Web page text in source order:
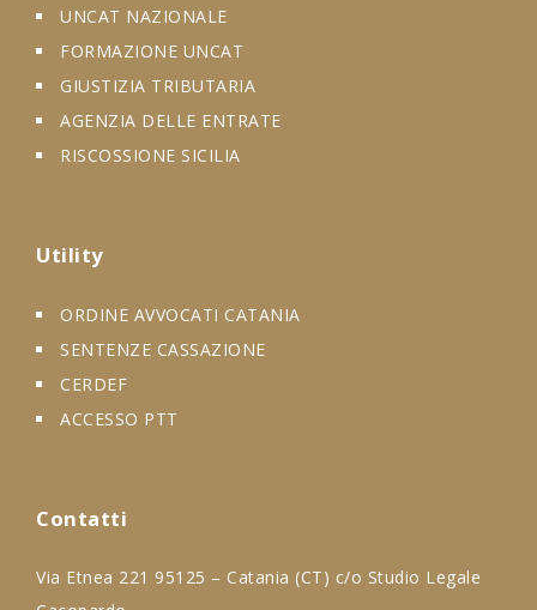
UNCAT NAZIONALE
FORMAZIONE UNCAT
GIUSTIZIA TRIBUTARIA
AGENZIA DELLE ENTRATE
RISCOSSIONE SICILIA
Utility
ORDINE AVVOCATI CATANIA
SENTENZE CASSAZIONE
CERDEF
ACCESSO PTT
Contatti
Via Etnea 221 95125 – Catania (CT) c/o Studio Legale